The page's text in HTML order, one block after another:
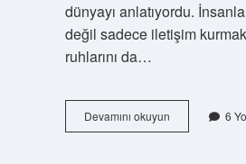
dünyayı anlatıyordu.
değil sadece iletişim
ruhlarını da…
Devamını okuyunMüşg
Osmanlıca
6